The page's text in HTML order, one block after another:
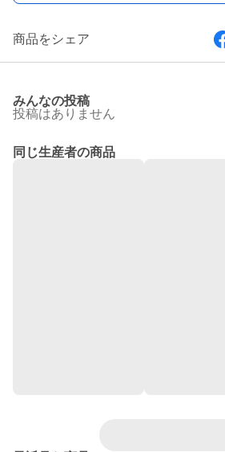
商品をシェア
みんなの投稿
投稿はありません
同じ生産者の商品